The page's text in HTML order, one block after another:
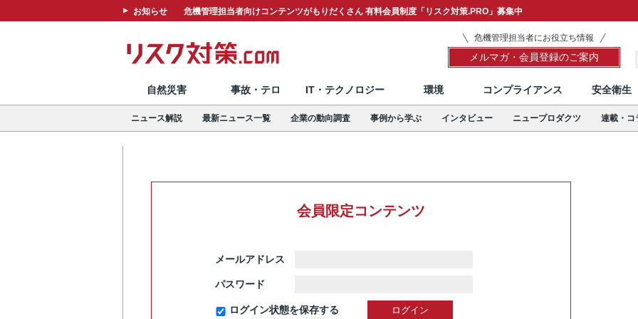
お知らせ 危機管理担当者向けコンテンツがもりだくさん 有料会員制度「リスク対策.PRO」募集中
危機管理担当者にお役立ち情報
メルマガ・会員登録のご案内
自然災害 事故・テロ IT・テクノロジー 環境 コンプライアンス 安全衛生
ニュース解説 最新ニュース一覧 企業の動向調査 事例から学ぶ インタビュー ニュープロダクツ 連載・コ
会員限定コンテンツ
メールアドレス
パスワード
ログイン状態を保存する